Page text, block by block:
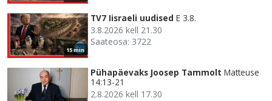
15 min
TV7 Iisraeli uudised E 3.8.
3.8.2026 kell 21.30
Saateosa: 3722
Pühapäevaks Joosep Tammolt Matteuse
14:13-21
2.8.2026 kell 17.30